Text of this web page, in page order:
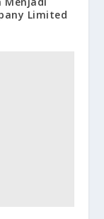
Limited